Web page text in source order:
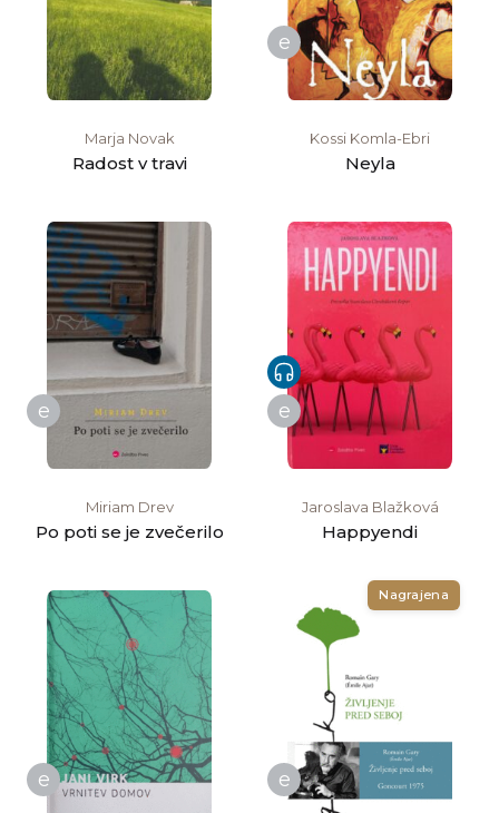
Marja Novak
Radost v travi
e
Kossi Komla-Ebri
Neyla
e
Miriam Drev
Po poti se je zvečerilo
e
Jaroslava Blažková
Happyendi
e
Nagrajena
e